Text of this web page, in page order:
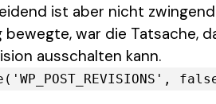
ist aber nicht
bewegte, war die Tatsache,
ausschalten kann.